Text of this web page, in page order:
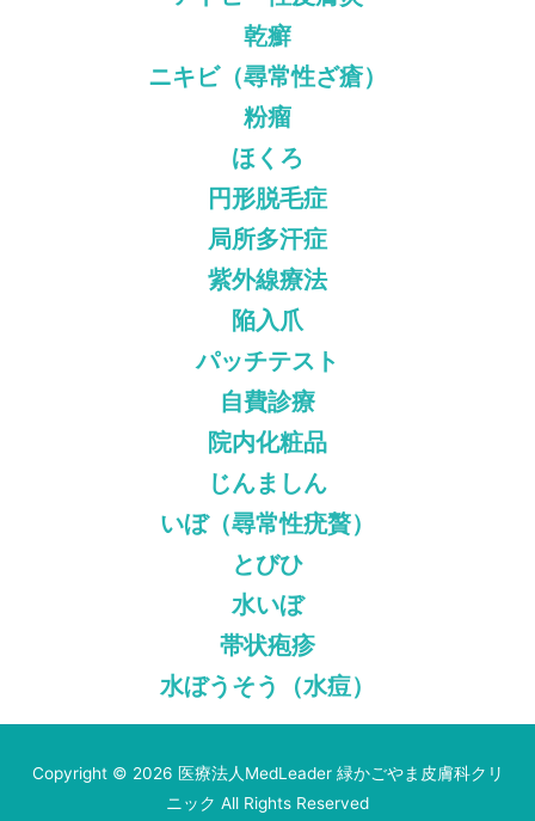
乾癬
ニキビ（尋常性ざ瘡）
粉瘤
ほくろ
円形脱毛症
局所多汗症
紫外線療法
陥入爪
パッチテスト
自費診療
院内化粧品
じんましん
いぼ（尋常性疣贅）
とびひ
水いぼ
帯状疱疹
水ぼうそう（水痘）
Copyright © 2026 医療法人MedLeader 緑かごやま皮膚科クリ
ニック All Rights Reserved